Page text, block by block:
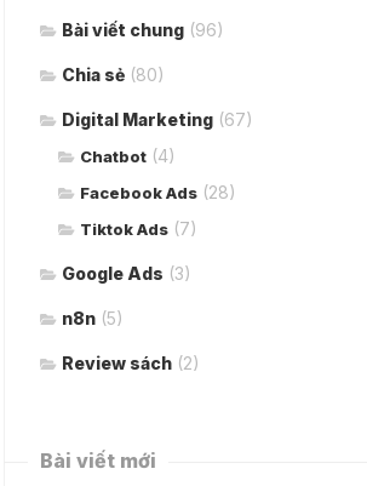
Bài viết chung (96)
Chia sẻ (80)
Digital Marketing (67)
Chatbot (4)
Facebook Ads (28)
Tiktok Ads (7)
Google Ads (3)
n8n (5)
Review sách (2)
Bài viết mới